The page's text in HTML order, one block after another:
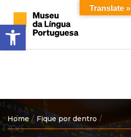
Barra de Ferramentas Aberta
para
o
conteúdo
para
o
menu
principal
Home Fique por dentro
Translate »